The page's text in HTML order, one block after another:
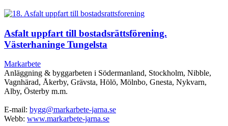
Asfalt uppfart till bostadsrättsförening.
Västerhaninge Tungelsta
Markarbete
Anläggning & byggarbeten i Södermanland, Stockholm, Nibble,
Vagnhärad, Åkerby, Grävsta, Hölö, Mölnbo, Gnesta, Nykvarn,
Alby, Österby m.m.
E-mail: bygg@markarbete-jarna.se
Webb: www.markarbete-jarna.se